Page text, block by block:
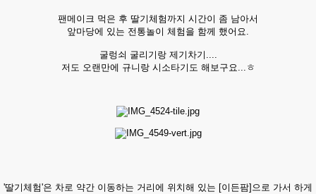
팬메이크 먹은 후 딸기체험까지 시간이 좀 남아서
앞마당에 있는 전통놀이 체험을 함께 했어요.
굴렁쇠 굴리기랑 제기차기....
저도 오랜만에 규니랑 시소타기도 해보구요...ㅎ
'딸기체험'은 차로 약간 이동하는 거리에 위치해 있는 [이든팜]으로 가서 하게